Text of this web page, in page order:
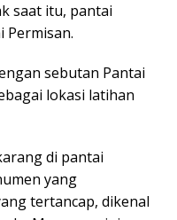
saat itu, pantai
Permisan.
sebutan Pantai
lokasi latihan
di pantai
yang
tertancap, dikenal